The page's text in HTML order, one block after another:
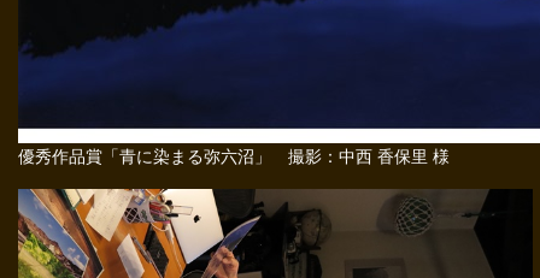
優秀作品賞「青に染まる弥六沼」 撮影：中西 香保里 様